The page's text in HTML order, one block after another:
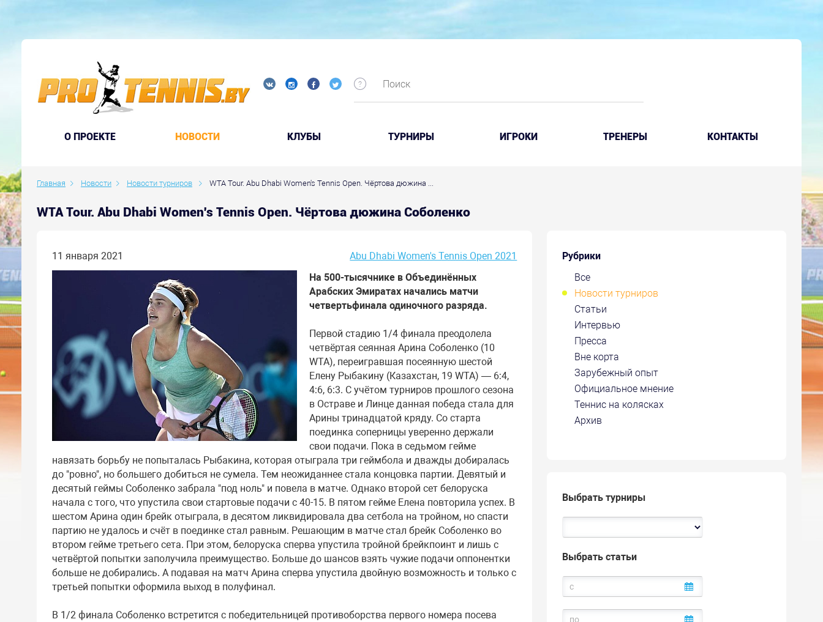
O ПРОЕКТЕ НОВОСТИ КЛУБЫ ТУРНИРЫ ИГРОКИ ТРЕНЕРЫ КОНТАКТЫ
Главная Новости Новости турниров WTA Tour. Abu Dhabi Women's Tennis Open. Чёртова дюжина ...
WTA Tour. Abu Dhabi Women's Tennis Open. Чёртова дюжина Соболенко
Рубрики
Все
Новости турниров
Статьи
Интервью
Пресса
Вне корта
Зарубежный опыт
Официальное мнение
Теннис на колясках
Архив
Выбрать турниры
Выбрать статьи
11 января 2021
Abu Dhabi Women's Tennis Open 2021
На 500-тысячнике в Объединённых
Арабских Эмиратах начались матчи
четвертьфинала одиночного разряда.
Первой стадию 1/4 финала преодолела
четвёртая сеянная Арина Соболенко (10
WTA), переигравшая посеянную шестой
Елену Рыбакину (Казахстан, 19 WTA) — 6:4,
4:6, 6:3. С учётом турниров прошлого сезона
в Остраве и Линце данная победа стала для
Арины тринадцатой кряду. Со старта
поединка соперницы уверенно держали
свои подачи. Пока в седьмом гейме
навязать борьбу не попыталась Рыбакина, которая отыграла три геймбола и дважды добиралась
до "ровно", но большего добиться не сумела. Тем неожиданнее стала концовка партии. Девятый и
десятый геймы Соболенко забрала "под ноль" и повела в матче. Однако второй сет белоруска
начала с того, что упустила свои стартовые подачи с 40-15. В пятом гейме Елена повторила успех. В
шестом Арина один брейк отыграла, в десятом ликвидировала два сетбола на тройном, но спасти
партию не удалось и счёт в поединке стал равным. Решающим в матче стал брейк Соболенко во
втором гейме третьего сета. При этом, белоруска сперва упустила тройной брейкпоинт и лишь с
четвёртой попытки заполучила преимущество. Больше до шансов взять чужие подачи оппонентки
больше не добирались. А подавая на матч Арина сперва упустила двойную возможность и только с
третьей попытки оформила выход в полуфинал.
В 1/2 финала Соболенко встретится с победительницей противоборства первого номера посева